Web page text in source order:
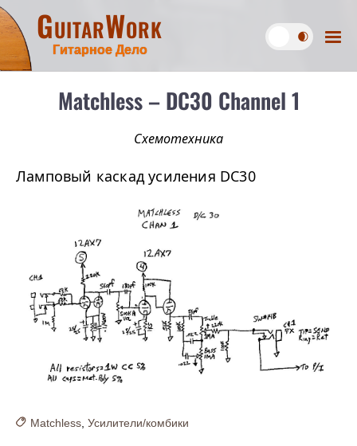
GuitarWork
Гитарное Дело
Matchless – DC30 Channel 1
Схемотехника
Ламповый каскад усиления DC30
Matchless Усилители/комбики